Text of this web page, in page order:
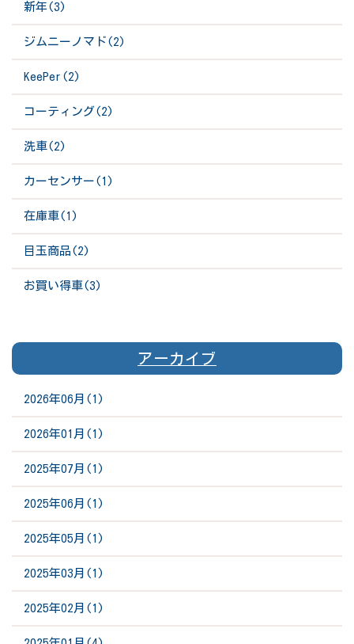
新年(3)
ジムニーノマド(2)
KeePer(2)
コーティング(2)
洗車(2)
カーセンサー(1)
在庫車(1)
目玉商品(2)
お買い得車(3)
アーカイブ
2026年06月(1)
2026年01月(1)
2025年07月(1)
2025年06月(1)
2025年05月(1)
2025年03月(1)
2025年02月(1)